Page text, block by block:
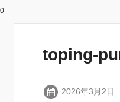
toping-
2026年3月2日